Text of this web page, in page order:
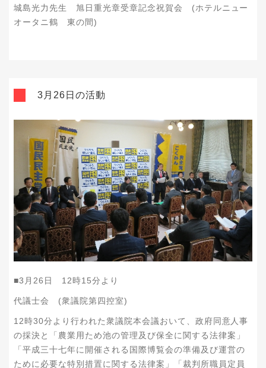
城島光力先生 旭日重光章受章記念祝賀会 (ホテルニュー
オータニ鶴 東の間)
3月26日の活動
■3月26日 12時15分より
代議士会 (衆議院第四控室)
12時30分より行われた衆議院本会議おいて、政府同意人事
の採決と
「農業用ため池の管理及び保全に関する法律案」
「平成三十七年に開催される国際博覧会の準備及び運営の
ために必要な特別措置に関する法律案」「裁判所職員定員